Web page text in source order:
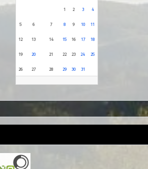
1 2 3 4
5 6 7 8 9 10 11
12 13 14 15 16 17 18
19 20 21 22 23 24 25
26 27 28 29 30 31